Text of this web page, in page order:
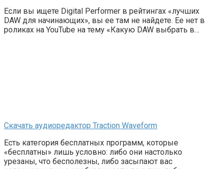
Если вы ищете Digital Performer в рейтингах «лучших
DAW для начинающих», вы ее там не найдете. Ее нет в
роликах на YouTube на тему «Какую DAW выбрать в…
Скачать аудиоредактор Traction Waveform
Есть категория бесплатных программ, которые
«бесплатны» лишь условно: либо они настолько
урезаны, что бесполезны, либо засыпают вас